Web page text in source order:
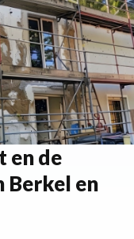
en de
Berkel en